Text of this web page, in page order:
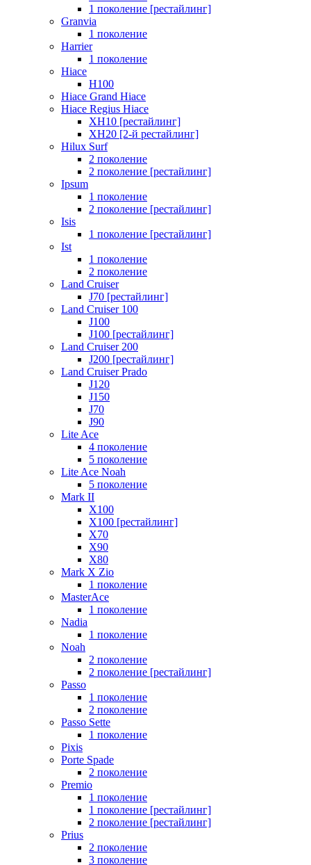
1 поколение [рестайлинг]
Granvia
1 поколение
Harrier
1 поколение
Hiace
H100
Hiace Grand Hiace
Hiace Regius Hiace
XH10 [рестайлинг]
XH20 [2-й рестайлинг]
Hilux Surf
2 поколение
2 поколение [рестайлинг]
Ipsum
1 поколение
2 поколение [рестайлинг]
Isis
1 поколение [рестайлинг]
Ist
1 поколение
2 поколение
Land Cruiser
J70 [рестайлинг]
Land Cruiser 100
J100
J100 [рестайлинг]
Land Cruiser 200
J200 [рестайлинг]
Land Cruiser Prado
J120
J150
J70
J90
Lite Ace
4 поколение
5 поколение
Lite Ace Noah
5 поколение
Mark II
X100
X100 [рестайлинг]
X70
X90
Х80
Mark X Zio
1 поколение
MasterAce
1 поколение
Nadia
1 поколение
Noah
2 поколение
2 поколение [рестайлинг]
Passo
1 поколение
2 поколение
Passo Sette
1 поколение
Pixis
Porte Spade
2 поколение
Premio
1 поколение
1 поколение [рестайлинг]
2 поколение [рестайлинг]
Prius
2 поколение
3 поколение